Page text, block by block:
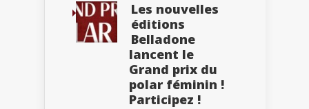
Les nouvelles
éditions
Belladone
lancent le
Grand prix du
polar féminin !
Participez !